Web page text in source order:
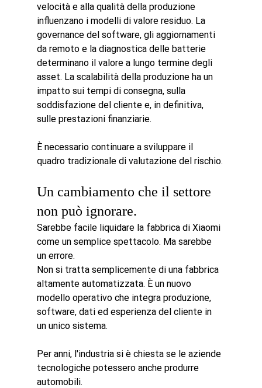
velocità e alla qualità della produzione
influenzano i modelli di valore residuo. La
governance del software, gli aggiornamenti
da remoto e la diagnostica delle batterie
determinano il valore a lungo termine degli
asset. La scalabilità della produzione ha un
impatto sui tempi di consegna, sulla
soddisfazione del cliente e, in definitiva,
sulle prestazioni finanziarie.
È necessario continuare a sviluppare il
quadro tradizionale di valutazione del rischio.
Un cambiamento che il settore
non può ignorare.
Sarebbe facile liquidare la fabbrica di Xiaomi
come un semplice spettacolo. Ma sarebbe
un errore.
Non si tratta semplicemente di una fabbrica
altamente automatizzata. È un nuovo
modello operativo che integra produzione,
software, dati ed esperienza del cliente in
un unico sistema.
Per anni, l'industria si è chiesta se le aziende
tecnologiche potessero anche produrre
automobili.